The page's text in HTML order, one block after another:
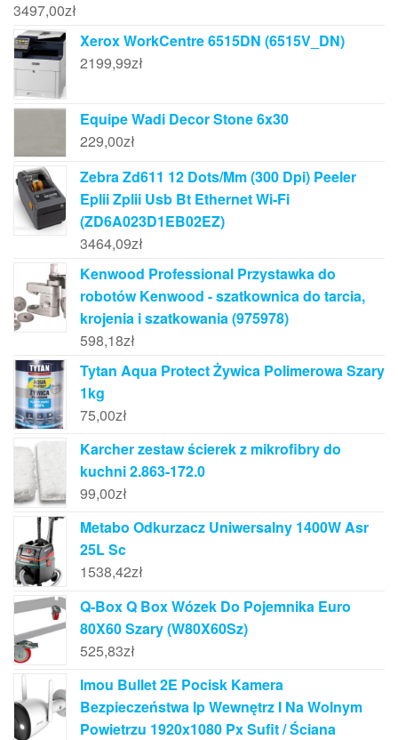
3497,00zł
Xerox WorkCentre 6515DN (6515V_DN)
2199,99zł
Equipe Wadi Decor Stone 6x30
229,00zł
Zebra Zd611 12 Dots/Mm (300 Dpi) Peeler
Eplii Zplii Usb Bt Ethernet Wi-Fi
(ZD6A023D1EB02EZ)
3464,09zł
Kenwood Professional Przystawka do
robotów Kenwood - szatkownica do tarcia,
krojenia i szatkowania (975978)
598,18zł
Tytan Aqua Protect Żywica Polimerowa Szary
1kg
75,00zł
Karcher zestaw ścierek z mikrofibry do
kuchni 2.863-172.0
99,00zł
Metabo Odkurzacz Uniwersalny 1400W Asr
25L Sc
1538,42zł
Q-Box Q Box Wózek Do Pojemnika Euro
80X60 Szary (W80X60Sz)
525,83zł
Imou Bullet 2E Pocisk Kamera
Bezpieczeństwa Ip Wewnętrz I Na Wolnym
Powietrzu 1920x1080 Px Sufit / Ściana